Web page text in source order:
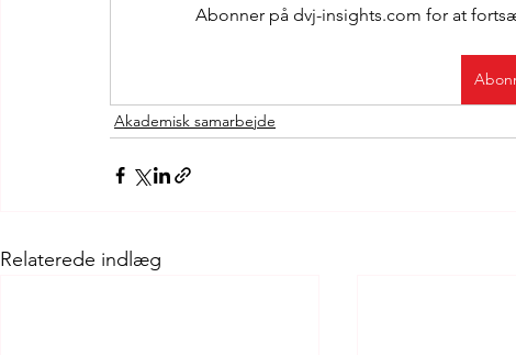
Abonner på dvj-insights.com for at
Akademisk samarbejde
Relaterede indlæg